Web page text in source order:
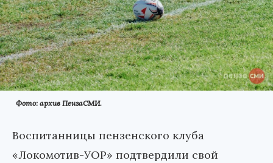
Фото: архив ПензаСМИ.
Воспитанницы пензенского клуба
«Локомотив-УОР» подтвердили свой